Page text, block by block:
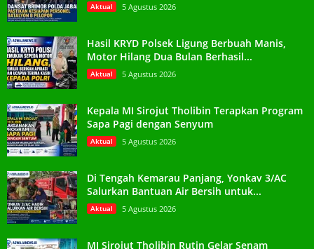
Aktual 5 Agustus 2026
Hasil KRYD Polsek Ligung Berbuah Manis,
Motor Hilang Dua Bulan Berhasil...
Aktual 5 Agustus 2026
Kepala MI Sirojut Tholibin Terapkan Program
Sapa Pagi dengan Senyum
Aktual 5 Agustus 2026
Di Tengah Kemarau Panjang, Yonkav 3/AC
Salurkan Bantuan Air Bersih untuk...
Aktual 5 Agustus 2026
MI Sirojut Tholibin Rutin Gelar Senam